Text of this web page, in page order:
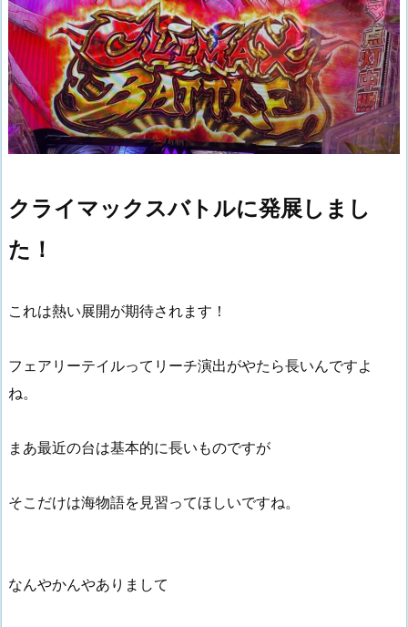
クライマックスバトルに発展しまし
た！
これは熱い展開が期待されます！
フェアリーテイルってリーチ演出がやたら長いんですよ
ね。
まあ最近の台は基本的に長いものですが
そこだけは海物語を見習ってほしいですね。
なんやかんやありまして